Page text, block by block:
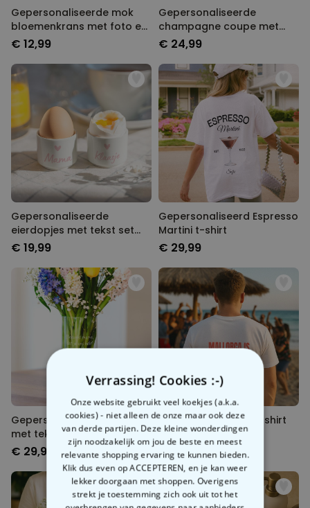
Gepersonaliseerde mok
bloemenkrans met foto en
tekst
€ 12,99
Gepersonaliseerde
champagne coupe met
tekst
€ 24,99
Gepersonaliseerde
eierdopjes met tekst set
van twee
€ 19,99
Gepersonaliseerd Espresso
Martini t-shirt
€ 29,99
Gepersonaliseerde vaas
met tekst en symbool
€ 29,99
Gepersonaliseerd T-shirt
met statement
€ 29,99
Verrassing! Cookies :-)
Onze website gebruikt veel koekjes (a.k.a.
cookies) - niet alleen de onze maar ook deze
van derde partijen. Deze kleine wonderdingen
zijn noodzakelijk om jou de beste en meest
relevante shopping ervaring te kunnen bieden.
Klik dus even op ACCEPTEREN, en je kan weer
lekker doorgaan met shoppen. Overigens
strekt je toestemming zich ook uit tot het